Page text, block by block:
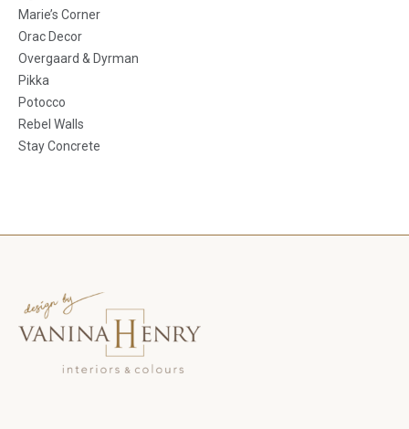
Marie’s Corner
Orac Decor
Overgaard & Dyrman
Pikka
Potocco
Rebel Walls
Stay Concrete